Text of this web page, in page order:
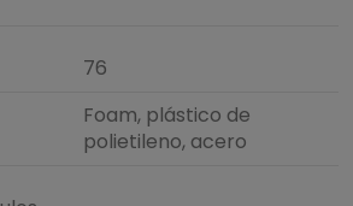
76
Foam, plástico de
polietileno, acero